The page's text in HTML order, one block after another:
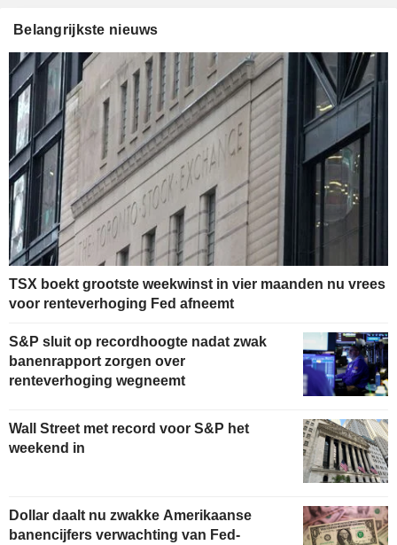
Belangrijkste nieuws
TSX boekt grootste weekwinst in vier maanden nu vrees
voor renteverhoging Fed afneemt
S&P sluit op recordhoogte nadat zwak
banenrapport zorgen over
renteverhoging wegneemt
Wall Street met record voor S&P het
weekend in
Dollar daalt nu zwakke Amerikaanse
banencijfers verwachting van Fed-